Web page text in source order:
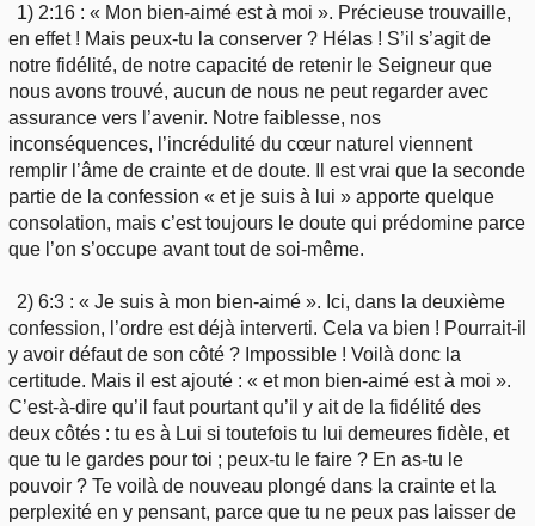
1) 2:16 : « Mon bien-aimé est à moi ». Précieuse trouvaille,
en effet ! Mais peux-tu la conserver ? Hélas ! S’il s’agit de
notre fidélité, de notre capacité de retenir le Seigneur que
nous avons trouvé, aucun de nous ne peut regarder avec
assurance vers l’avenir. Notre faiblesse, nos
inconséquences, l’incrédulité du cœur naturel viennent
remplir l’âme de crainte et de doute. Il est vrai que la seconde
partie de la confession « et je suis à lui » apporte quelque
consolation, mais c’est toujours le doute qui prédomine parce
que l’on s’occupe avant tout de soi-même.
2) 6:3 : « Je suis à mon bien-aimé ». Ici, dans la deuxième
confession, l’ordre est déjà interverti. Cela va bien ! Pourrait-il
y avoir défaut de son côté ? Impossible ! Voilà donc la
certitude. Mais il est ajouté : « et mon bien-aimé est à moi ».
C’est-à-dire qu’il faut pourtant qu’il y ait de la fidélité des
deux côtés : tu es à Lui si toutefois tu lui demeures fidèle, et
que tu le gardes pour toi ; peux-tu le faire ? En as-tu le
pouvoir ? Te voilà de nouveau plongé dans la crainte et la
perplexité en y pensant, parce que tu ne peux pas laisser de